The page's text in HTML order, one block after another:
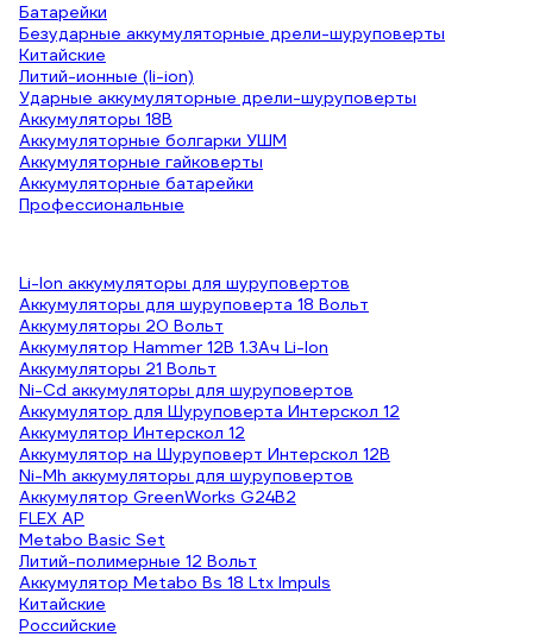
Батарейки
Безударные аккумуляторные дрели-шуруповерты
Китайские
Литий-ионные (li-ion)
Ударные аккумуляторные дрели-шуруповерты
Аккумуляторы 18В
Аккумуляторные болгарки УШМ
Аккумуляторные гайковерты
Аккумуляторные батарейки
Профессиональные
Li-Ion аккумуляторы для шуруповертов
Аккумуляторы для шуруповерта 18 Вольт
Аккумуляторы 20 Вольт
Аккумулятор Hammer 12В 1.3Ач Li-Ion
Аккумуляторы 21 Вольт
Ni-Cd аккумуляторы для шуруповертов
Аккумулятор для Шуруповерта Интерскол 12
Аккумулятор Интерскол 12
Аккумулятор на Шуруповерт Интерскол 12В
Ni-Mh аккумуляторы для шуруповертов
Аккумулятор GreenWorks G24B2
FLEX AP
Metabo Basic Set
Литий-полимерные 12 Вольт
Аккумулятор Metabo Bs 18 Ltx Impuls
Китайские
Российские